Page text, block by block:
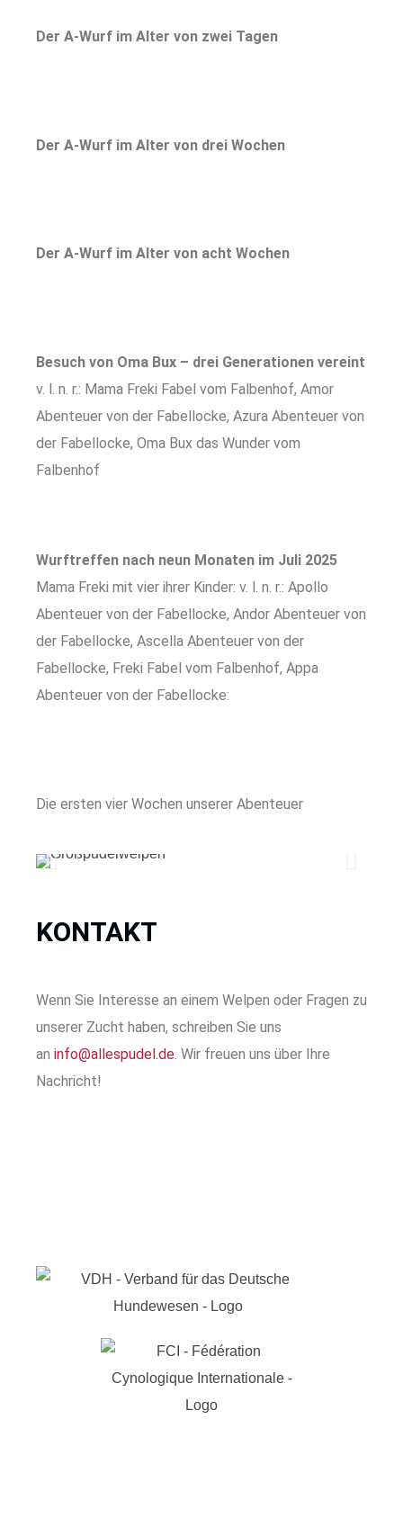
Der A-Wurf im Alter von zwei Tagen
Der A-Wurf im Alter von drei Wochen
Der A-Wurf im Alter von acht Wochen
Besuch von Oma Bux – drei Generationen vereint
v. l. n. r.: Mama Freki Fabel vom Falbenhof, Amor
Abenteuer von der Fabellocke, Azura Abenteuer von
der Fabellocke, Oma Bux das Wunder vom
Falbenhof
Wurftreffen nach neun Monaten im Juli 2025
Mama Freki mit vier ihrer Kinder: v. l. n. r.: Apollo
Abenteuer von der Fabellocke, Andor Abenteuer von
der Fabellocke, Ascella Abenteuer von der
Fabellocke, Freki Fabel vom Falbenhof, Appa
Abenteuer von der Fabellocke:
Die ersten vier Wochen unserer Abenteuer
KONTAKT
Wenn Sie Interesse an einem Welpen oder Fragen zu
unserer Zucht haben, schreiben Sie uns
an info@allespudel.de . Wir freuen uns über Ihre
Nachricht!